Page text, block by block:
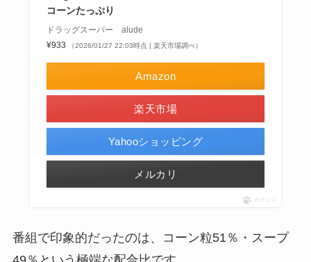
コーンたっぷり
ドラッグスーパー alude
¥933
（2026/01/27 22:03時点 | 楽天市場調べ）
Amazon
楽天市場
Yahooショッピング
メルカリ
ポチップ
番組で印象的だったのは、コーン粒51％・スープ